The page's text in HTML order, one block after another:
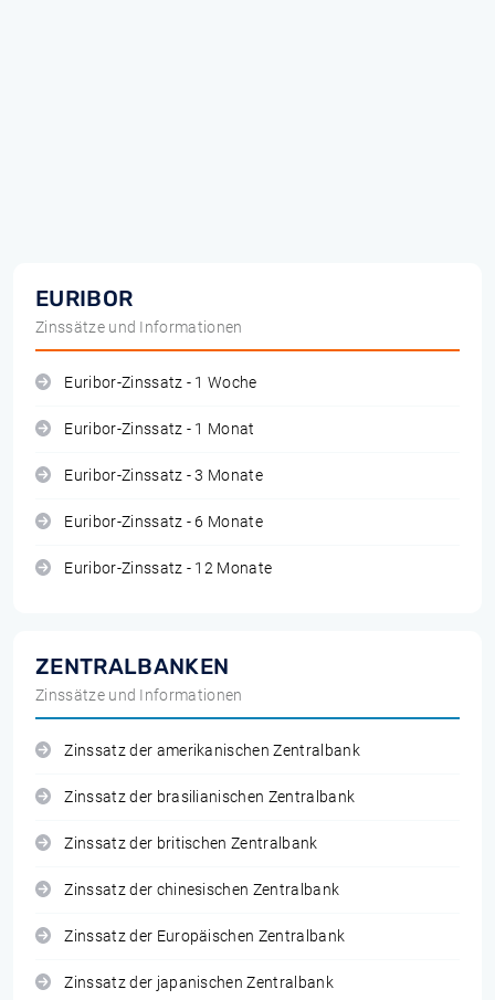
EURIBOR
Zinssätze und Informationen
Euribor-Zinssatz - 1 Woche
Euribor-Zinssatz - 1 Monat
Euribor-Zinssatz - 3 Monate
Euribor-Zinssatz - 6 Monate
Euribor-Zinssatz - 12 Monate
ZENTRALBANKEN
Zinssätze und Informationen
Zinssatz der amerikanischen Zentralbank
Zinssatz der brasilianischen Zentralbank
Zinssatz der britischen Zentralbank
Zinssatz der chinesischen Zentralbank
Zinssatz der Europäischen Zentralbank
Zinssatz der japanischen Zentralbank